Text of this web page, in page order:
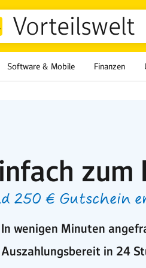
Vorteilswelt
Software & Mobile Finanzen
zum
250 € Gutschein
In wenigen Minuten
Auszahlungsbereit in 24